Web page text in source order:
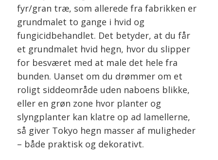
fyr/gran træ, som allerede fra fabrikken er
grundmalet to gange i hvid og
fungicidbehandlet. Det betyder, at du får
et grundmalet hvid hegn, hvor du slipper
for besværet med at male det hele fra
bunden. Uanset om du drømmer om et
roligt siddeområde uden naboens blikke,
eller en grøn zone hvor planter og
slyngplanter kan klatre op ad lamellerne,
så giver Tokyo hegn masser af muligheder
– både praktisk og dekorativt.